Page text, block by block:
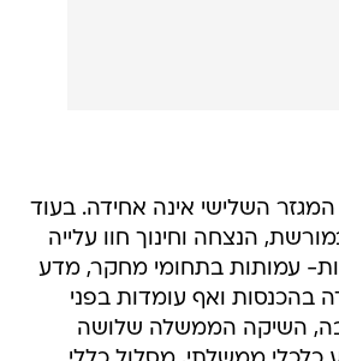
השלישי אינה אחידה. בעוד
הנצחה וחינוך חוו עלייה
עמותות בתחומי מחקר, מדע
בהכנסות ואף עומדות בפני
השיקה הממשלה שלושה